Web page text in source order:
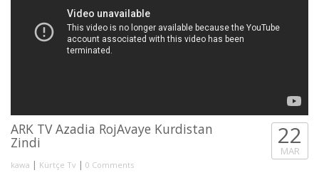
ARK TV Azadia RojAvaye Kurdistan
Zindi
kawa | Kürtçe Tv | 0 Comments
22
MAR